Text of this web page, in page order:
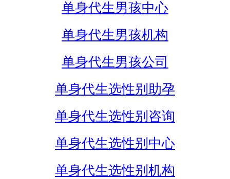
单身代生男孩中心
单身代生男孩机构
单身代生男孩公司
单身代生选性别助孕
单身代生选性别咨询
单身代生选性别中心
单身代生选性别机构